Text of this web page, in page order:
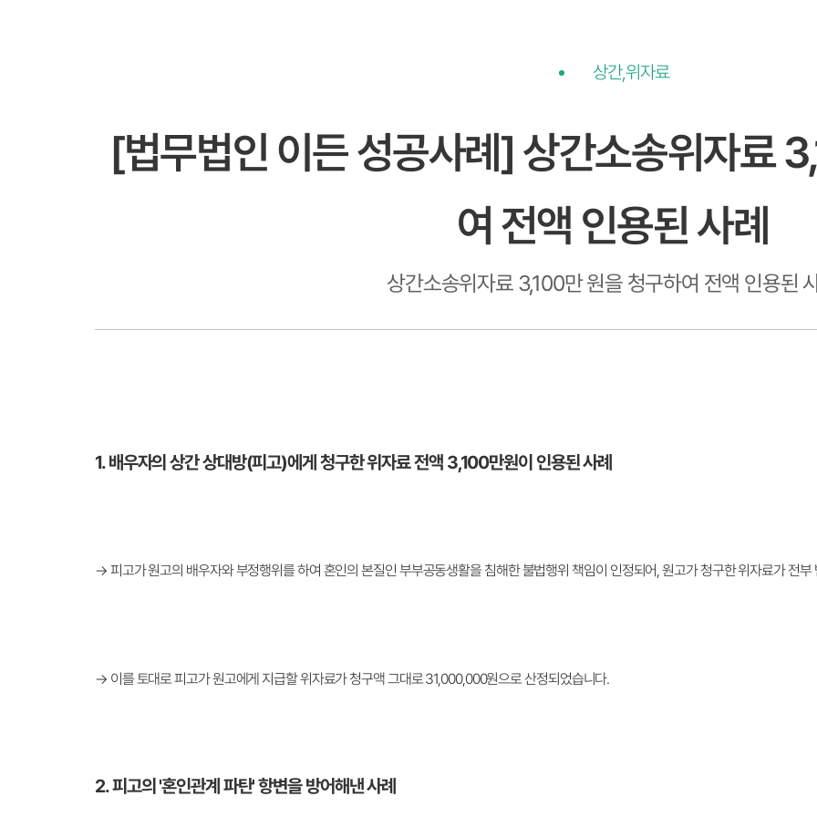
상간,위자료
[법무법인 이든 성공사례] 상간소송위자료
여 전액 인용된 사례
상간소송위자료 3,100만 원을 청구하여 전액 인용된
1. 배우자의 상간 상대방(피고)에게 청구한 위자료 전액 3,100만원이 인용된 사례
→ 피고가 원고의 배우자와 부정행위를 하여 혼인의 본질인 부부공동생활을 침해한 불법행위 책임이 인정되어, 원고가 청구한 위자료가 전부
→ 이를 토대로 피고가 원고에게 지급할 위자료가 청구액 그대로 31,000,000원으로 산정되었습니다.
2. 피고의 '혼인관계 파탄' 항변을 방어해낸 사례